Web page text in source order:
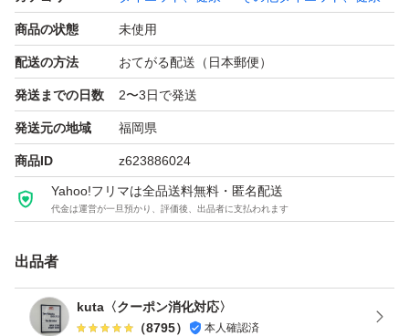
商品の状態 未使用
配送の方法 おてがる配送（日本郵便）
発送までの日数 2〜3日で発送
発送元の地域 福岡県
商品ID z623886024
Yahoo!フリマは全品送料無料・匿名配送
代金は運営が一旦預かり、評価後、出品者に支払われます
出品者
kuta〈クーポン消化対応〉
（8795） 本人確認済